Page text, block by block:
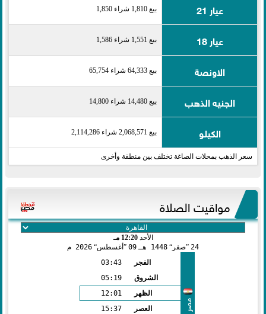
عيار 21 بيع 1,810 شراء 1,850
عيار 18 بيع 1,551 شراء 1,586
الاونصة بيع 64,333 شراء 65,754
الجنيه الذهب بيع 14,480 شراء 14,800
الكيلو بيع 2,068,571 شراء 2,114,286
سعر الذهب بمحلات الصاغة تختلف بين منطقة وأخرى
مواقيت الصلاة
الأحد12:20 مـ
24 صفر 1448 هـ 09 أغسطس 2026 م
مصر
الفجر
03:43
الشروق
05:19
الظهر
12:01
العصر
15:37